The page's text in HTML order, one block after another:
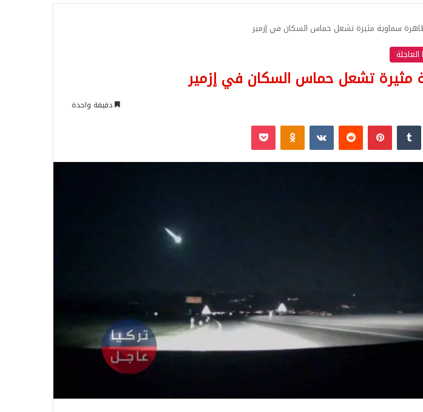
سماوية مثيرة تشعل حماس السكان في إزمير
العاجلة
مثيرة تشعل حماس السكان في إزمير
دقيقة واحدة
بينتيريست Odnoklassniki
‫Pocket